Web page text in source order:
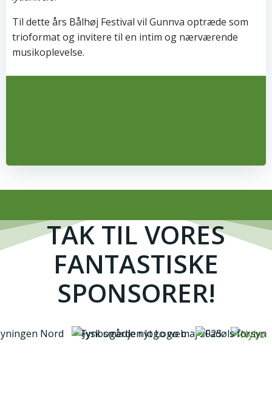
Til dette års Bålhøj Festival vil Gunnva optræde som
trioformat og invitere til en intim og nærværende
musikoplevelse.
TAK TIL VORES
FANTASTISKE
SPONSORER!